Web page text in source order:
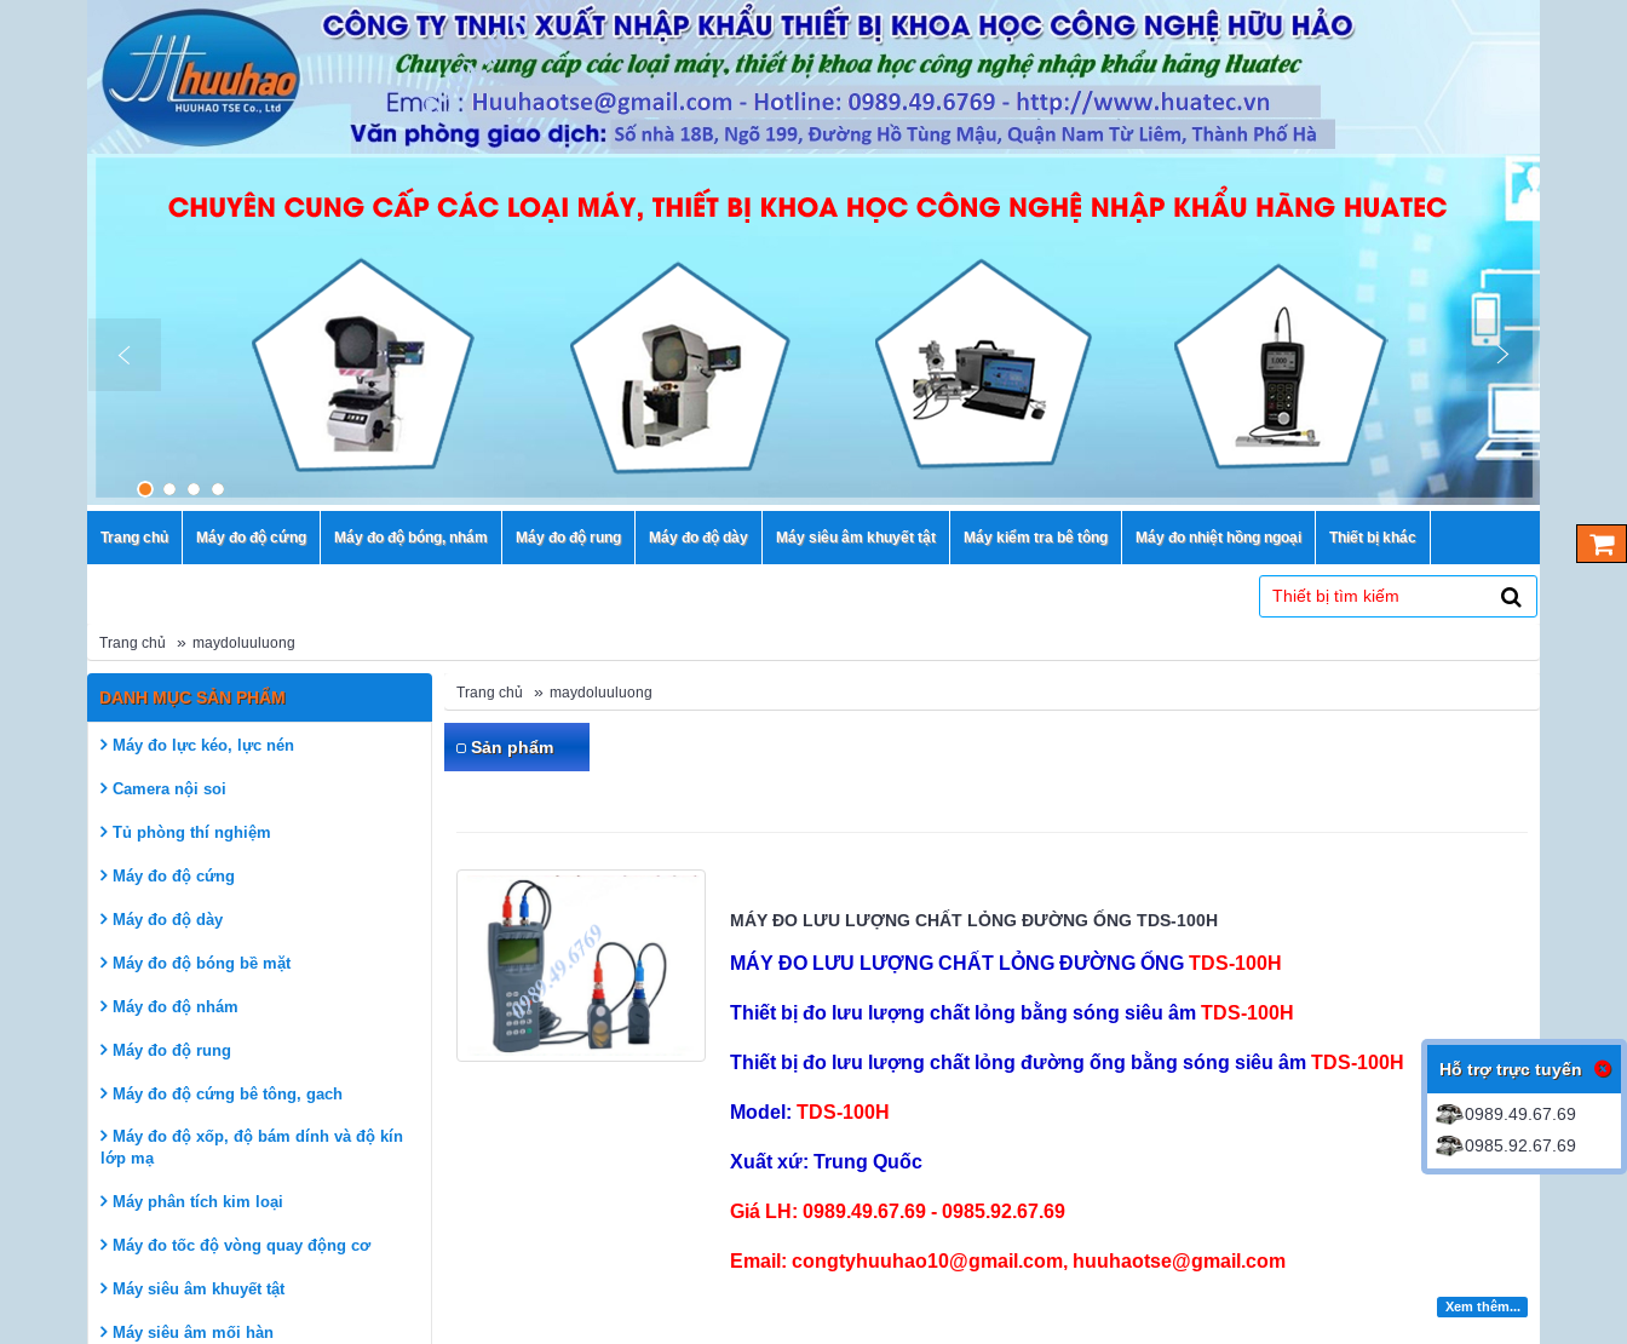
Trang chủ Máy đo độ cứng Máy đo độ bóng, nhám Máy đo độ rung Máy đo độ dày Máy siêu âm khuyết tật Máy kiểm tra bê tông Máy đo nhiệt hồng ngoại Thiết bị khác
Trang chủ maydoluuluong
Hỗ trợ trực tuyến
0989.49.67.69
0985.92.67.69
DANH MỤC SẢN PHẨM
Máy đo lực kéo, lực nén
Camera nội soi
Tủ phòng thí nghiệm
Máy đo độ cứng
Máy đo độ dày
Máy đo độ bóng bề mặt
Máy đo độ nhám
Máy đo độ rung
Máy đo độ cứng bê tông, gach
Máy đo độ xốp, độ bám dính và độ kín
lớp mạ
Máy phân tích kim loại
Máy đo tốc độ vòng quay động cơ
Máy siêu âm khuyết tật
Máy siêu âm mối hàn
Trang chủ maydoluuluong
Sản phẩm
MÁY ĐO LƯU LƯỢNG CHẤT LỎNG ĐƯỜNG ỐNG TDS-100H
MÁY ĐO LƯU LƯỢNG CHẤT LỎNG ĐƯỜNG ỐNGTDS-100H
Thiết bị đo lưu lượng chất lỏng bằng sóng siêu âmTDS-100H
Thiết bị đo lưu lượng chất lỏng đường ống bằng sóng siêu âmTDS-100H
Model:TDS-100H
Xuất xứ: Trung Quốc
Giá LH: 0989.49.67.69 - 0985.92.67.69
Email: congtyhuuhao10@gmail.com, huuhaotse@gmail.com
Xem thêm...